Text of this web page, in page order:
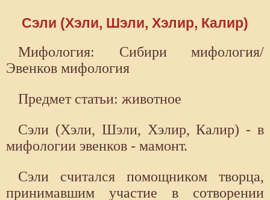
Сэли (Хэли, Шэли, Хэлир, Калир)
Мифология: Сибири мифология/
Эвенков мифология
Предмет статьи: животное
Сэли (Хэли, Шэли, Хэлир, Калир) - в
мифологии эвенков - мамонт.
Сэли считался помощником творца,
принимавшим участие в сотворении